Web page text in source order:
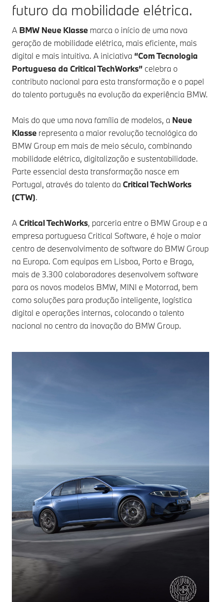
futuro da mobilidade elétrica.
A BMW Neue Klasse marca o início de uma nova
geração de mobilidade elétrica, mais eficiente, mais
digital e mais intuitiva. A iniciativa “Com Tecnologia
Portuguesa da Critical TechWorks” celebra o
contributo nacional para esta transformação e o papel
do talento português na evolução da experiência BMW.
Mais do que uma nova família de modelos, a Neue
Klasse representa a maior revolução tecnológica do
BMW Group em mais de meio século, combinando
mobilidade elétrica, digitalização e sustentabilidade.
Parte essencial desta transformação nasce em
Portugal, através do talento da Critical TechWorks
(CTW).
ACritical TechWorks, parceria entre o BMW Group e a
empresa portuguesa Critical Software, é hoje o maior
centro de desenvolvimento de software do BMW Group
na Europa. Com equipas em Lisboa, Porto e Braga,
mais de 3.300 colaboradores desenvolvem software
para os novos modelos BMW, MINI e Motorrad, bem
como soluções para produção inteligente, logística
digital e operações internas, colocando o talento
nacional no centro da inovação do BMW Group.